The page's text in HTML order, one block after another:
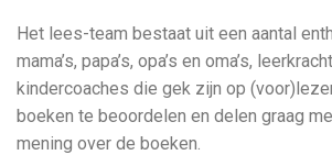
Het lees-team bestaat uit een aantal
mama’s, papa’s, opa’s en oma’s,
kindercoaches die gek zijn op
boeken te beoordelen en delen graag
mening over de boeken.